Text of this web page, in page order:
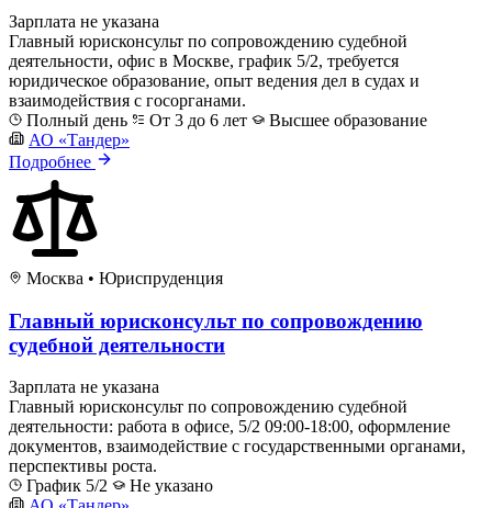
Зарплата не указана
Главный юрисконсульт по сопровождению судебной
деятельности, офис в Москве, график 5/2, требуется
юридическое образование, опыт ведения дел в судах и
взаимодействия с госорганами.
Полный день
От 3 до 6 лет
Высшее образование
АО «Тандер»
Подробнее
Москва • Юриспруденция
Главный юрисконсульт по сопровождению
судебной деятельности
Зарплата не указана
Главный юрисконсульт по сопровождению судебной
деятельности: работа в офисе, 5/2 09:00-18:00, оформление
документов, взаимодействие с государственными органами,
перспективы роста.
График 5/2
Не указано